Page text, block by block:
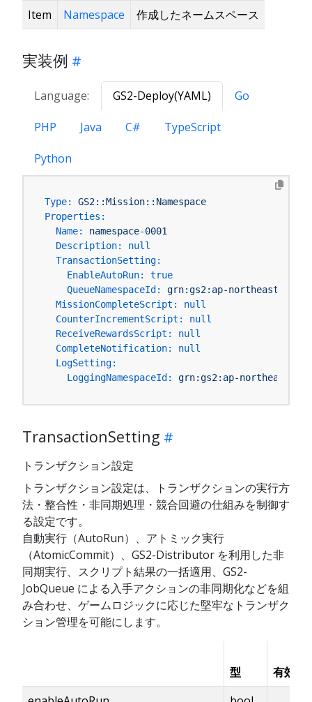
Item
Namespace 作成したネームスペース
実装例
Language: GS2-Deploy(YAML) Go
PHP Java C# TypeScript
Python
Type:
GS2::Mission::Namespace
Properties:
Name:
namespace-0001
Description:
null
TransactionSetting:
EnableAutoRun:
true
QueueNamespaceId:
grn:gs2:ap-northeast-
MissionCompleteScript:
null
CounterIncrementScript:
null
ReceiveRewardsScript:
null
CompleteNotification:
null
LogSetting:
LoggingNamespaceId:
grn:gs2:ap-northeast-
TransactionSetting
トランザクション設定
トランザクション設定は、トランザクションの実行方
法・整合性・非同期処理・競合回避の仕組みを制御す
る設定です。
自動実行（AutoRun）、アトミック実行
（AtomicCommit）、GS2-Distributor を利用した非
同期実行、スクリプト結果の一括適用、GS2-
JobQueue による入手アクションの非同期化などを組
み合わせ、ゲームロジックに応じた堅牢なトランザク
ション管理を可能にします。
型
有効化